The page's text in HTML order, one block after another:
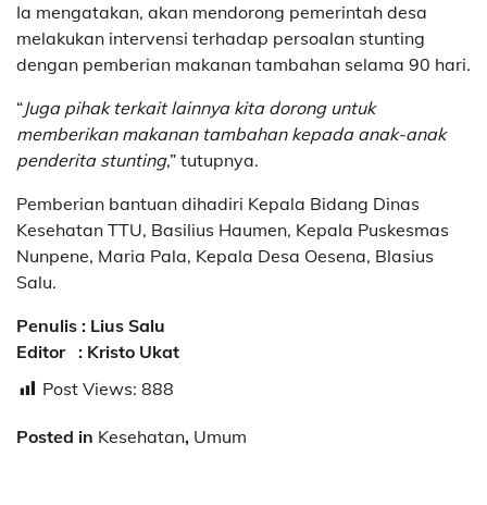
Ia mengatakan, akan mendorong pemerintah desa
melakukan intervensi terhadap persoalan stunting
dengan pemberian makanan tambahan selama 90 hari.
“Juga pihak terkait lainnya kita dorong untuk
memberikan makanan tambahan kepada anak-anak
penderita stunting,” tutupnya.
Pemberian bantuan dihadiri Kepala Bidang Dinas
Kesehatan TTU, Basilius Haumen, Kepala Puskesmas
Nunpene, Maria Pala, Kepala Desa Oesena, Blasius
Salu.
Penulis : Lius Salu
Editor : Kristo Ukat
Post Views: 888
Posted in Kesehatan, Umum